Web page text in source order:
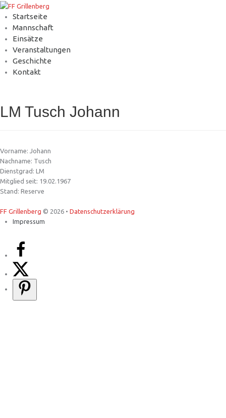
Startseite
Mannschaft
Einsätze
Veranstaltungen
Geschichte
Kontakt
LM Tusch Johann
Vorname: Johann
Nachname: Tusch
Dienstgrad: LM
Mitglied seit: 19.02.1967
Stand: Reserve
FF Grillenberg © 2026 • Datenschutzerklärung
Impressum